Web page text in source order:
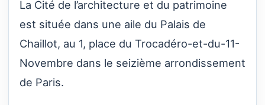
La Cité de l’architecture et du patrimoine
est située dans une aile du Palais de
Chaillot, au 1, place du Trocadéro-et-du-11-
Novembre dans le seizième arrondissement
de Paris.